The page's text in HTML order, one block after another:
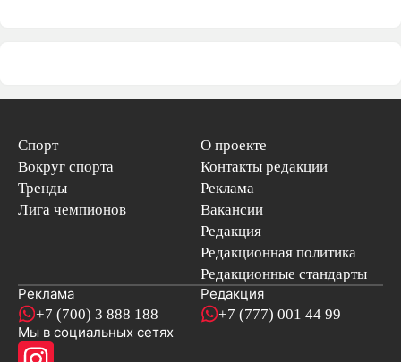
Спорт
Вокруг спорта
Тренды
Лига чемпионов
О проекте
Контакты редакции
Реклама
Вакансии
Редакция
Редакционная политика
Редакционные стандарты
Реклама
+7 (700) 3 888 188
Редакция
+7 (777) 001 44 99
Мы в социальных сетях